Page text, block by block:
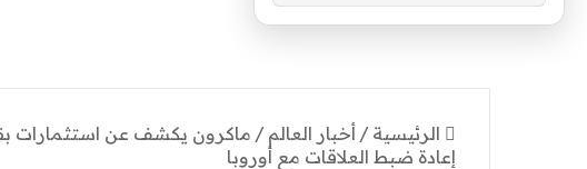
الرئيسية / أخبار العالم /
إعادة ضبط العلاقات مع أوروبا